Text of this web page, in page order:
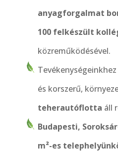
anyagforgalmat
100 felkészült
közreműködésével.
Tevékenységeinkhez
és korszerű,
teherautóflotta áll
Budapesti,
m²-es